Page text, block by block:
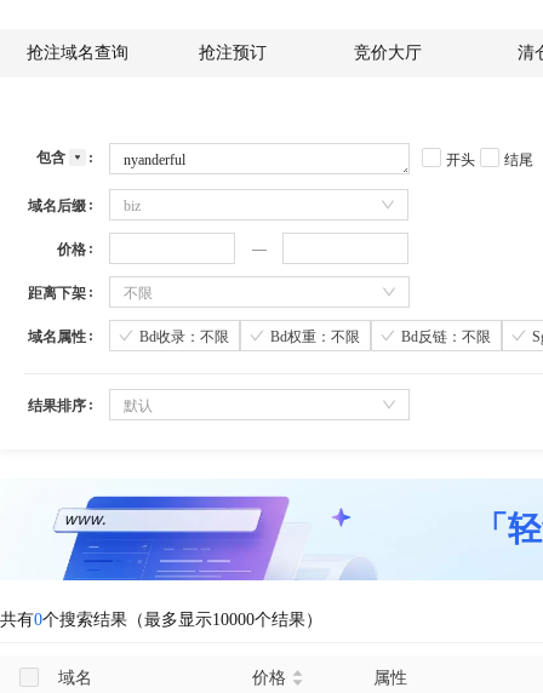
抢注域名查询 抢注预订 竞价大厅 清
包含 开头 结尾
域名后缀 biz
价格
距离下架 不限
域名属性 Bd收录：不限 Bd权重：不限 Bd反链：不限
结果排序 默认
「
共有0个搜索结果（最多显示10000个结果）
域名 价格 属性